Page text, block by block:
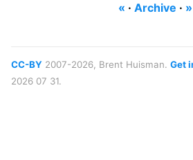
« · Archive · »
CC-BY 2007-2026, Brent Huisman. Get
2026 07 31.